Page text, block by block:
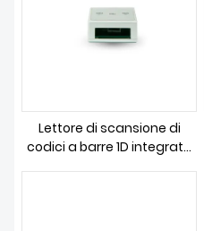
CONTATTACI
SCARICAMENTO
Lettore di scansione di
codici a barre 1D integrato